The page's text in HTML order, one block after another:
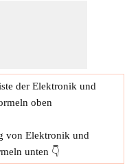
der Elektronik und
oben
von Elektronik und
unten 👇